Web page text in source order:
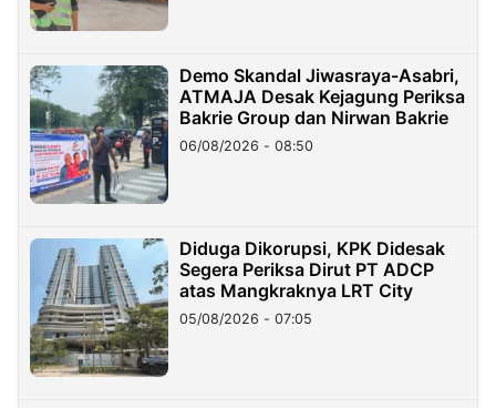
Demo Skandal Jiwasraya-Asabri,
ATMAJA Desak Kejagung Periksa
Bakrie Group dan Nirwan Bakrie
06/08/2026 - 08:50
Diduga Dikorupsi, KPK Didesak
Segera Periksa Dirut PT ADCP
atas Mangkraknya LRT City
05/08/2026 - 07:05